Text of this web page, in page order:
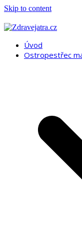
Skip to content
Úvod
Ostropestřec